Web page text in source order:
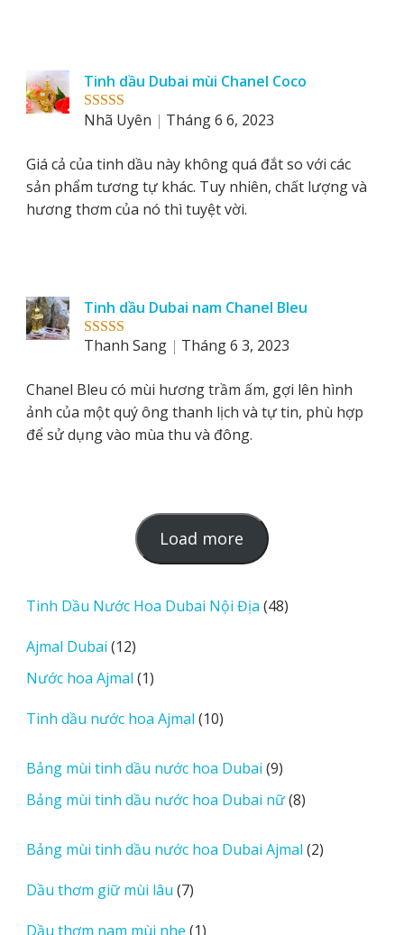
Rated5out
Tinh dầu Dubai mùi Chanel Coco
Nhã Uyên
Tháng 6 6, 2023
Giá cả của tinh dầu này không quá đắt so với các
sản phẩm tương tự khác. Tuy nhiên, chất lượng và
hương thơm của nó thì tuyệt vời.
Rated5out
Tinh dầu Dubai nam Chanel Bleu
Thanh Sang
Tháng 6 3, 2023
Chanel Bleu có mùi hương trầm ấm, gợi lên hình
ảnh của một quý ông thanh lịch và tự tin, phù hợp
để sử dụng vào mùa thu và đông.
Load more
o
d
v
e
s
Tinh Dầu Nước Hoa Dubai Nội Địa 4848
Ajmal Dubai 1212
sản
phẩm
Nước hoa Ajmal 11
phẩm
Tinh dầu nước hoa Ajmal 1010
phẩm
Bảng mùi tinh dầu nước hoa Dubai 99
sản
phẩm
Bảng mùi tinh dầu nước hoa Dubai nữ 88
phẩm
Bảng mùi tinh dầu nước hoa Dubai Ajmal 22
Dầu thơm giữ mùi lâu 77
Dầu thơm nam mùi nhẹ 11